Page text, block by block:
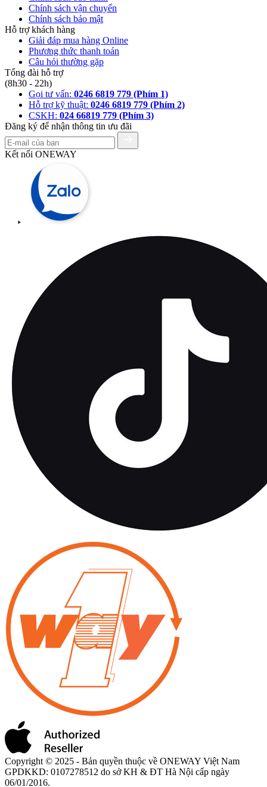
Chính sách vận chuyển
Chính sách bảo mật
Hỗ trợ khách hàng
Giải đáp mua hàng Online
Phương thức thanh toán
Câu hỏi thường gặp
Tổng đài hỗ trợ
(8h30 - 22h)
Gọi tư vấn: 0246 6819 779 (Phím 1)
Hỗ trợ kỹ thuật: 0246 6819 779 (Phím 2)
CSKH: 024 66819 779 (Phím 3)
Đăng ký để nhận thông tin ưu đãi
Kết nối ONEWAY
Copyright © 2025 - Bản quyền thuộc về ONEWAY Việt Nam
GPDKKD: 0107278512 do sở KH & ĐT Hà Nội cấp ngày
06/01/2016.